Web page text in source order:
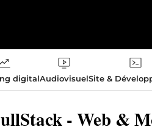
digitalAudiovisuelSite &
- Web &